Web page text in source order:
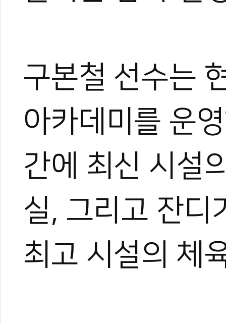
구본철 선수는
아카데미를 운
간에 최신 시설
실, 그리고 잔디
최고 시설의 체